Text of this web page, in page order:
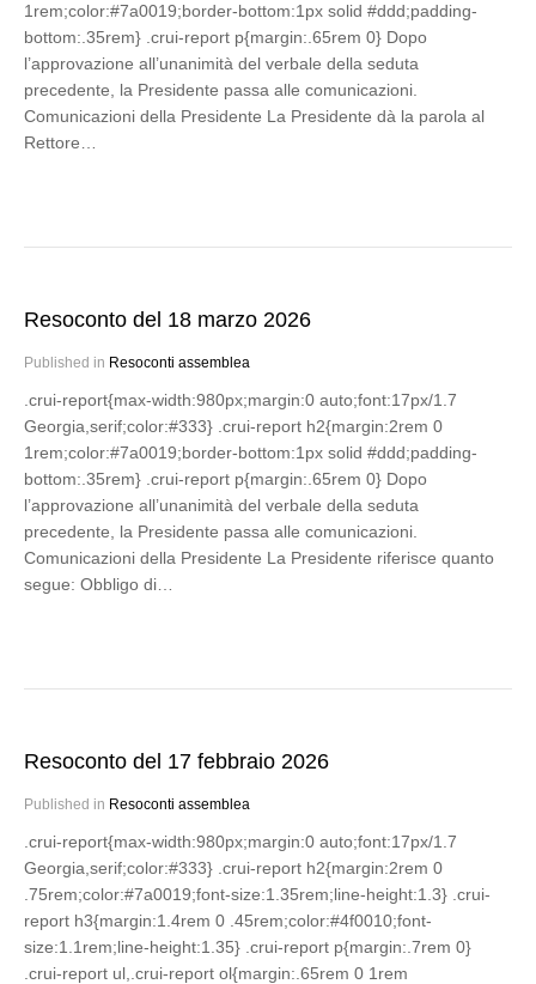
1rem;color:#7a0019;border-bottom:1px solid #ddd;padding-
bottom:.35rem} .crui-report p{margin:.65rem 0} Dopo
l’approvazione all’unanimità del verbale della seduta
precedente, la Presidente passa alle comunicazioni.
Comunicazioni della Presidente La Presidente dà la parola al
Rettore…
Resoconto del 18 marzo 2026
Published in Resoconti assemblea
.crui-report{max-width:980px;margin:0 auto;font:17px/1.7
Georgia,serif;color:#333} .crui-report h2{margin:2rem 0
1rem;color:#7a0019;border-bottom:1px solid #ddd;padding-
bottom:.35rem} .crui-report p{margin:.65rem 0} Dopo
l’approvazione all’unanimità del verbale della seduta
precedente, la Presidente passa alle comunicazioni.
Comunicazioni della Presidente La Presidente riferisce quanto
segue: Obbligo di…
Resoconto del 17 febbraio 2026
Published in Resoconti assemblea
.crui-report{max-width:980px;margin:0 auto;font:17px/1.7
Georgia,serif;color:#333} .crui-report h2{margin:2rem 0
.75rem;color:#7a0019;font-size:1.35rem;line-height:1.3} .crui-
report h3{margin:1.4rem 0 .45rem;color:#4f0010;font-
size:1.1rem;line-height:1.35} .crui-report p{margin:.7rem 0}
.crui-report ul,.crui-report ol{margin:.65rem 0 1rem